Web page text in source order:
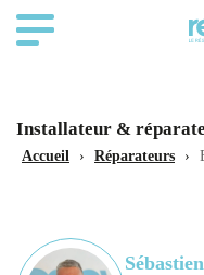
Installateur &
Accueil › Réparateurs ›